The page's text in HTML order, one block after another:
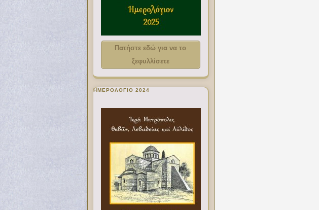
Πατήστε εδώ για να το
ξεφυλλίσετε
ΗΜΕΡΟΛΟΓΙΟ 2024